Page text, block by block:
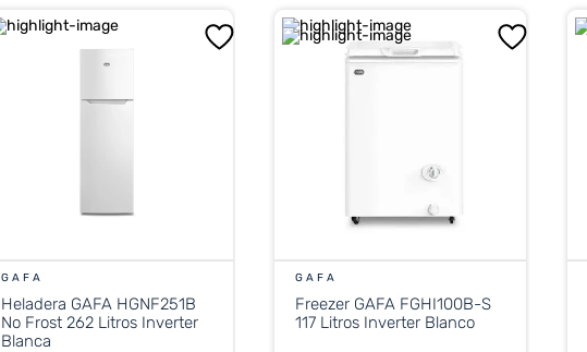
GAFA
Heladera GAFA HGNF251B
No Frost 262 Litros Inverter
Blanca
GAFA
Freezer GAFA FGHI100B-S
117 Litros Inverter Blanco